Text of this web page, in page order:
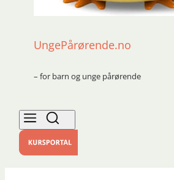
UngePårørende.no
– for barn og unge pårørende